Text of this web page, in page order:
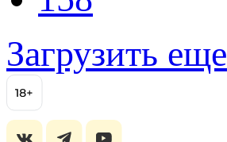
Загрузить еще